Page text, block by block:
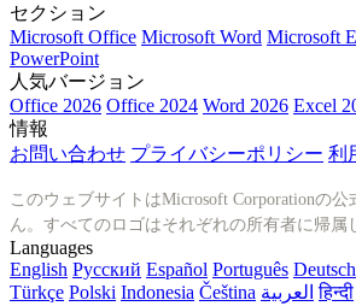
セクション
Microsoft Office Microsoft Word Microsoft
PowerPoint
人気バージョン
Office 2026 Office 2024 Word 2026 Excel
情報
お問い合わせ プライバシーポリシー 利
このウェブサイトはMicrosoft Corporationの
ん。すべてのロゴはそれぞれの所有者に帰属
Languages
English Русский Español Português Deutsch
Türkçe Polski Indonesia Čeština العربية हिन्दी